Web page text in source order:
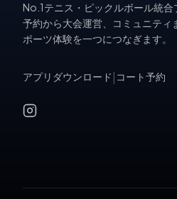
No.1テニス・ピックルボール統合
予約から大会運営、コミュニティ
ポーツ体験を一つにつなぎます。
アプリダウンロード コート予約